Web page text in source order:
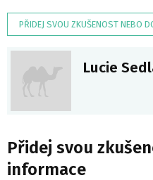
PŘIDEJ SVOU ZKUŠENOST NEBO
Lucie
Přidej svou
informace